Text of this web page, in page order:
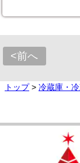
<前へ
トップ> 冷蔵庫・